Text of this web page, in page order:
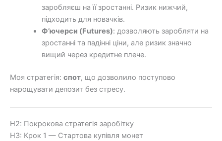
заробляєш на її зростанні. Ризик нижчий,
підходить для новачків.
Ф’ючерси (Futures): дозволяють заробляти на
зростанні та падінні ціни, але ризик значно
вищий через кредитне плече.
Моя стратегія: спот, що дозволило поступово
нарощувати депозит без стресу.
H2: Покрокова стратегія заробітку
H3: Крок 1 — Стартова купівля монет